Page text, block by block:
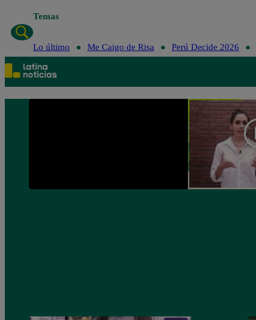
Temas
Lo último Me Caigo de Risa Perú Decide 2026